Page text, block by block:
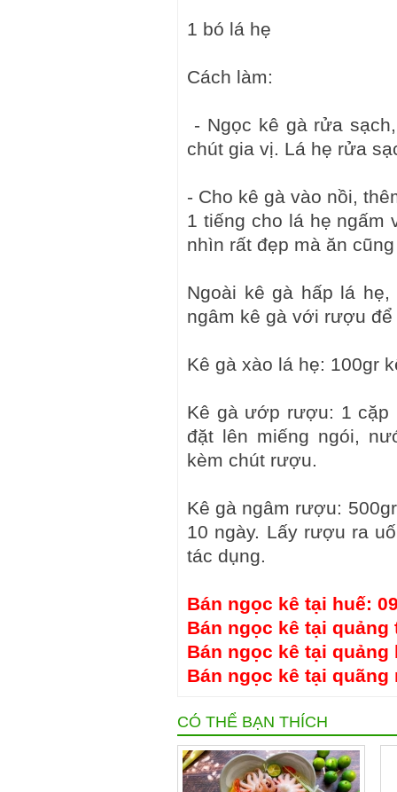
1 bó lá hẹ
Cách làm:
- Ngọc kê gà rửa
chút gia vị. Lá hẹ rửa
- Cho kê gà vào nồi,
1 tiếng cho lá hẹ ngấm
nhìn rất đẹp mà ăn
Ngoài kê gà hấp lá
ngâm kê gà với rượu
Kê gà xào lá hẹ: 100gr
Kê gà ướp rượu: 1 cặp
đặt lên miếng ngói,
kèm chút rượu.
Kê gà ngâm rượu:
10 ngày. Lấy rượu ra
tác dụng.
Bán ngọc kê tại huế:
Bán ngọc kê tại quảng
Bán ngọc kê tại quảng
Bán ngọc kê tại quãng
CÓ THỂ BẠN THÍCH